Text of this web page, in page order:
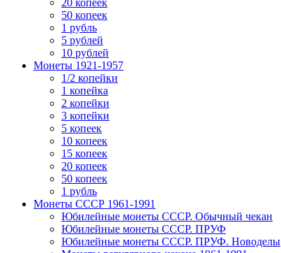
20 копеек
50 копеек
1 рубль
5 рублей
10 рублей
Монеты 1921-1957
1/2 копейки
1 копейка
2 копейки
3 копейки
5 копеек
10 копеек
15 копеек
20 копеек
50 копеек
1 рубль
Монеты СССР 1961-1991
Юбилейные монеты СССР. Обычный чекан
Юбилейные монеты СССР. ПРУФ
Юбилейные монеты СССР. ПРУФ. Новоделы